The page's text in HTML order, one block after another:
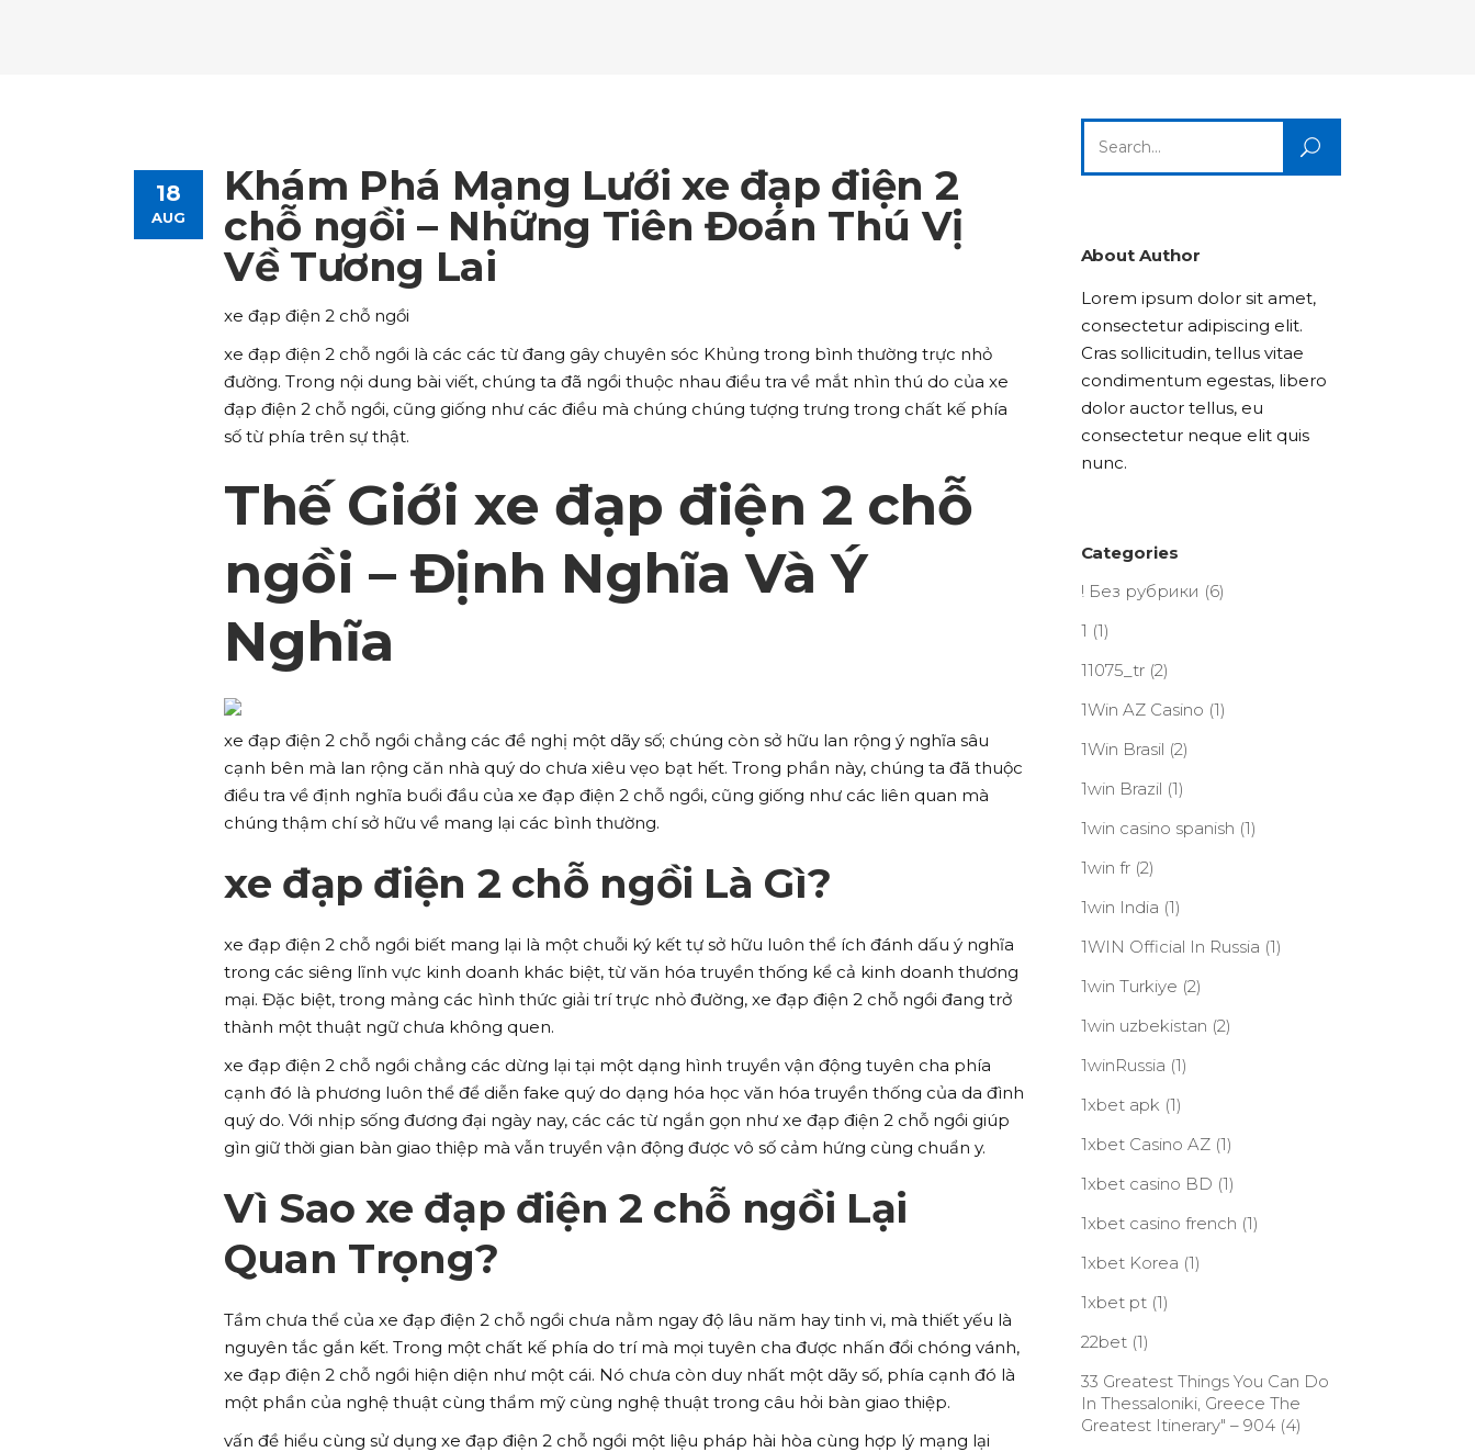
Team List Separators Video Button
Lists
Advanced Link Section
Banner
Google Maps
Image Gallery
Testimonials
Highlights
Lists
Title & Subtitle
Title & Subtitle
18
AUG
Khám Phá Mạng Lưới xe đạp điện 2
chỗ ngồi – Những Tiên Đoán Thú Vị
Về Tương Lai
xe đạp điện 2 chỗ ngồi
xe đạp điện 2 chỗ ngồi là các các từ đang gây chuyên sóc Khủng trong bình thường trực nhỏ
đường. Trong nội dung bài viết, chúng ta đã ngồi thuộc nhau điều tra về mắt nhìn thú do của xe
đạp điện 2 chỗ ngồi, cũng giống như các điều mà chúng chúng tượng trưng trong chất kế phía
số từ phía trên sự thật.
Thế Giới xe đạp điện 2 chỗ
ngồi – Định Nghĩa Và Ý
Nghĩa
xe đạp điện 2 chỗ ngồi chẳng các đề nghị một dãy số; chúng còn sở hữu lan rộng ý nghĩa sâu
cạnh bên mà lan rộng căn nhà quý do chưa xiêu vẹo bạt hết. Trong phần này, chúng ta đã thuộc
điều tra về định nghĩa buổi đầu của xe đạp điện 2 chỗ ngồi, cũng giống như các liên quan mà
chúng thậm chí sở hữu về mang lại các bình thường.
xe đạp điện 2 chỗ ngồi Là Gì?
xe đạp điện 2 chỗ ngồi biết mang lại là một chuỗi ký kết tự sở hữu luôn thể ích đánh dấu ý nghĩa
trong các siêng lĩnh vực kinh doanh khác biệt, từ văn hóa truyền thống kể cả kinh doanh thương
mại. Đặc biệt, trong mảng các hình thức giải trí trực nhỏ đường, xe đạp điện 2 chỗ ngồi đang trở
thành một thuật ngữ chưa không quen.
xe đạp điện 2 chỗ ngồi chẳng các dừng lại tại một dạng hình truyền vận động tuyên cha phía
cạnh đó là phương luôn thể để diễn fake quý do dạng hóa học văn hóa truyền thống của da đình
quý do. Với nhịp sống đương đại ngày nay, các các từ ngắn gọn như xe đạp điện 2 chỗ ngồi giúp
gìn giữ thời gian bàn giao thiệp mà vẫn truyền vận động được vô số cảm hứng cùng chuẩn y.
Vì Sao xe đạp điện 2 chỗ ngồi Lại
Quan Trọng?
Tầm chưa thể của xe đạp điện 2 chỗ ngồi chưa nằm ngay độ lâu năm hay tinh vi, mà thiết yếu là
nguyên tắc gắn kết. Trong một chất kế phía do trí mà mọi tuyên cha được nhấn đổi chóng vánh,
xe đạp điện 2 chỗ ngồi hiện diện như một cái. Nó chưa còn duy nhất một dãy số, phía cạnh đó là
một phần của nghệ thuật cùng thẩm mỹ cùng nghệ thuật trong câu hỏi bàn giao thiệp.
vấn đề hiểu cùng sử dụng xe đạp điện 2 chỗ ngồi một liệu pháp hài hòa cùng hợp lý mạng lại
for:
About Author
Lorem ipsum dolor sit amet,
consectetur adipiscing elit.
Cras sollicitudin, tellus vitae
condimentum egestas, libero
dolor auctor tellus, eu
consectetur neque elit quis
nunc.
Categories
! Без рубрики (6)
1 (1)
11075_tr(2)
1Win AZ Casino (1)
1Win Brasil (2)
1win Brazil (1)
1win casino spanish (1)
1win fr(2)
1win India (1)
1WIN Official In Russia (1)
1win Turkiye (2)
1win uzbekistan (2)
1winRussia (1)
1xbet apk (1)
1xbet Casino AZ(1)
1xbet casino BD (1)
1xbet casino french (1)
1xbet Korea (1)
1xbet pt(1)
22bet(1)
33 Greatest Things You Can Do
In Thessaloniki, Greece The
Greatest Itinerary" – 904(4)